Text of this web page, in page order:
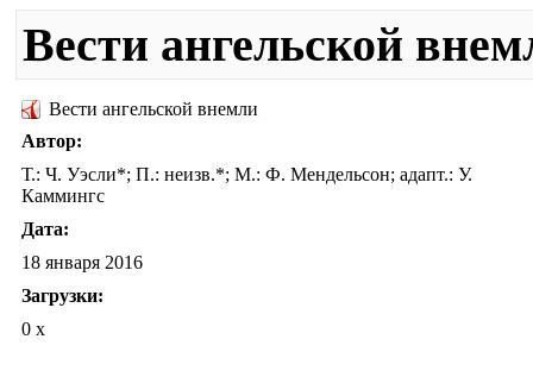
Вести ангельской
Вести ангельской внемли
Автор:
Т.: Ч. Уэсли*; П.: неизв.*; М.: Ф. Мендельсон; адапт.: У.
Каммингс
Дата:
18 января 2016
Загрузки:
0 x